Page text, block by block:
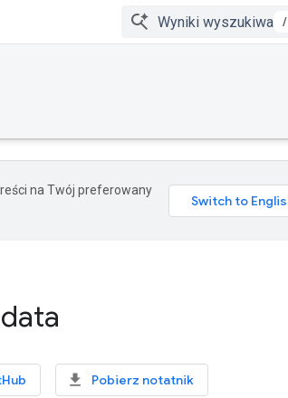
/
na Twój preferowany
data
Pobierz notatnik